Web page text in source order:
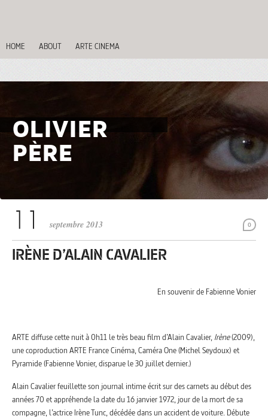
HOME ABOUT ARTE CINEMA
OLIVIER
PÈRE
0
septembre 2013
IRÈNE D’ALAIN CAVALIER
En souvenir de Fabienne Vonier
ARTE diffuse cette nuit à 0h11 le très beau film d’Alain Cavalier, Irène(2009),
une coproduction ARTE France Cinéma, Caméra One (Michel Seydoux) et
Pyramide (Fabienne Vonier, disparue le 30 juillet dernier.)
Alain Cavalier feuillette son journal intime écrit sur des carnets au début des
années 70 et appréhende la date du 16 janvier 1972, jour de la mort de sa
compagne, l’actrice Irène Tunc, décédée dans un accident de voiture. Débute